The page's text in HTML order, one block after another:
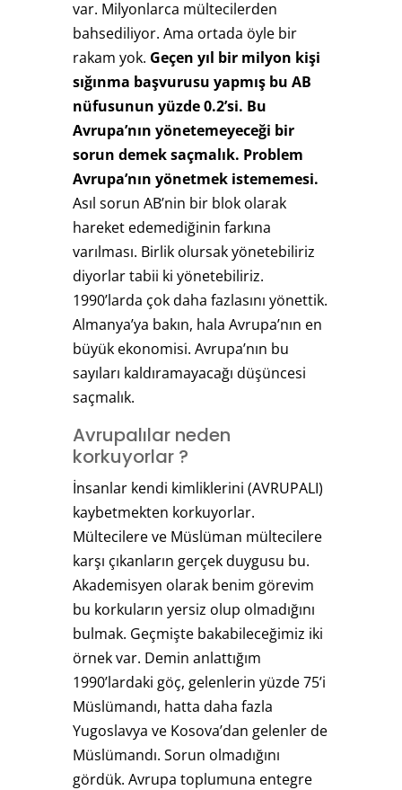
var. Milyonlarca mültecilerden
bahsediliyor. Ama ortada öyle bir
rakam yok. Geçen yıl bir milyon kişi
sığınma başvurusu yapmış bu AB
nüfusunun yüzde 0.2’si. Bu
Avrupa’nın yönetemeyeceği bir
sorun demek saçmalık. Problem
Avrupa’nın yönetmek istememesi.
Asıl sorun AB’nin bir blok olarak
hareket edemediğinin farkına
varılması. Birlik olursak yönetebiliriz
diyorlar tabii ki yönetebiliriz.
1990’larda çok daha fazlasını yönettik.
Almanya’ya bakın, hala Avrupa’nın en
büyük ekonomisi. Avrupa’nın bu
sayıları kaldıramayacağı düşüncesi
saçmalık.
Avrupalılar neden
korkuyorlar ?
İnsanlar kendi kimliklerini (AVRUPALI)
kaybetmekten korkuyorlar.
Mültecilere ve Müslüman mültecilere
karşı çıkanların gerçek duygusu bu.
Akademisyen olarak benim görevim
bu korkuların yersiz olup olmadığını
bulmak. Geçmişte bakabileceğimiz iki
örnek var. Demin anlattığım
1990’lardaki göç, gelenlerin yüzde 75’i
Müslümandı, hatta daha fazla
Yugoslavya ve Kosova’dan gelenler de
Müslümandı. Sorun olmadığını
gördük. Avrupa toplumuna entegre